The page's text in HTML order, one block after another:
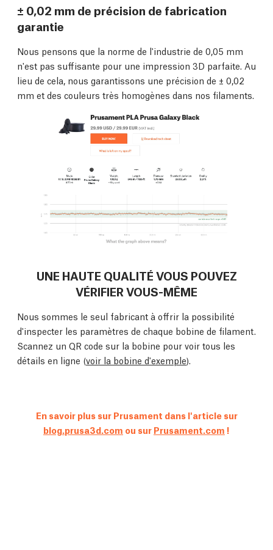
± 0,02 mm de précision de fabrication
garantie
Nous pensons que la norme de l'industrie de 0,05 mm
n'est pas suffisante pour une impression 3D parfaite. Au
lieu de cela, nous garantissons une précision de ± 0,02
mm et des couleurs très homogènes dans nos filaments.
UNE HAUTE QUALITÉ VOUS POUVEZ
VÉRIFIER VOUS-MÊME
Nous sommes le seul fabricant à offrir la possibilité
d'inspecter les paramètres de chaque bobine de filament.
Scannez un QR code sur la bobine pour voir tous les
détails en ligne (voir la bobine d'exemple).
En savoir plus sur Prusament dans l'article sur
blog.prusa3d.com ou sur Prusament.com !